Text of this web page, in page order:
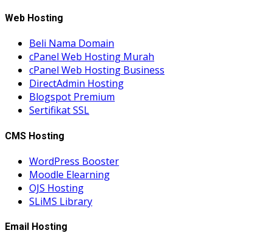
Web Hosting
Beli Nama Domain
cPanel Web Hosting Murah
cPanel Web Hosting Business
DirectAdmin Hosting
Blogspot Premium
Sertifikat SSL
CMS Hosting
WordPress Booster
Moodle Elearning
OJS Hosting
SLiMS Library
Email Hosting